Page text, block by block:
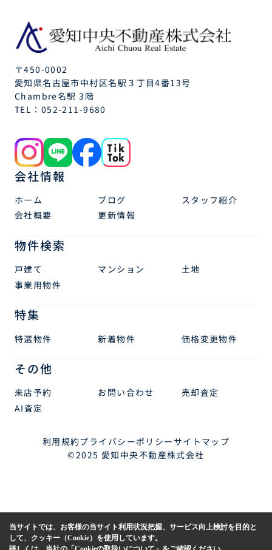
〒450-0002
愛知県名古屋市中村区名駅３丁目4番13号
Chambre名駅 3階
TEL： 052-211-9680
会社情報
ホーム ブログ
スタッフ紹介
会社概要
更新情報
物件検索
戸建て マンション
土地
事業用物件
特集
特選物件 新着物件 価格変更物件
その他
来店予約 お問い合わせ
売却査定
AI査定
利用規約プライバシーポリシーサイトマップ
©2025 愛知中央不動産株式会社
当サイトでは、お客様の当サイト利用状況把握、サービス向上検討を目的と
して、クッキー（Cookie）を使用しています。